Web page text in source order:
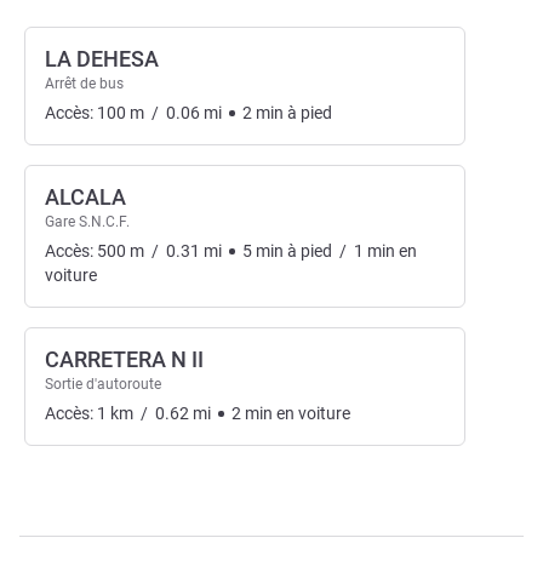
LA DEHESA
Arrêt de bus
Accès: 100 m / 0.06 mi 2 min à pied
ALCALA
Gare S.N.C.F.
Accès: 500 m / 0.31 mi 5 min à pied / 1 min en
voiture
CARRETERA N II
Sortie d'autoroute
Accès: 1 km / 0.62 mi 2 min en voiture